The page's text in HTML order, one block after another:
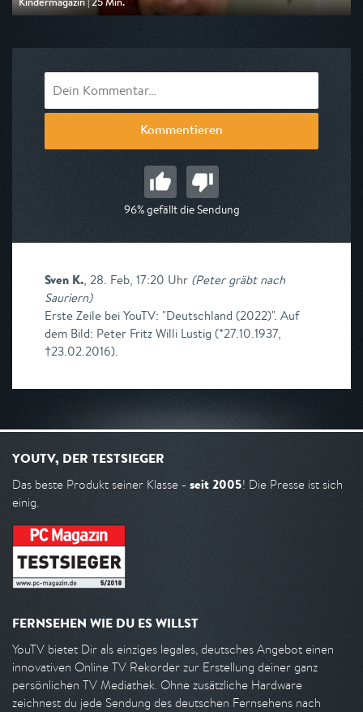
Ausgestrahlt von ARD alpha
Kommentieren
96% gefällt die Sendung
Sven K., 28. Feb, 17:20 Uhr (Peter gräbt nach
Sauriern)
Erste Zeile bei YouTV: "Deutschland (2022)". Auf
dem Bild: Peter Fritz Willi Lustig (*27.10.1937,
†23.02.2016).
YOUTV, DER TESTSIEGER
Das beste Produkt seiner Klasse - seit 2005! Die Presse ist sich
einig.
FERNSEHEN WIE DU ES WILLST
YouTV bietet Dir als einziges legales, deutsches Angebot einen
innovativen Online TV Rekorder zur Erstellung deiner ganz
persönlichen TV Mediathek. Ohne zusätzliche Hardware
zeichnest du jede Sendung des deutschen Fernsehens nach